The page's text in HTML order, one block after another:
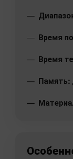
Время
Время
Память: